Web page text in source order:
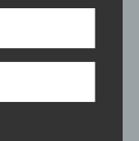
Markierung
mit dem